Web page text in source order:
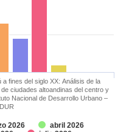
2026
abril 2026
La planificación urbana en el Perú a fines del siglo XX: Análisis de la
ciudades altoandinas del centro y
Nacional de Desarrollo Urbano –